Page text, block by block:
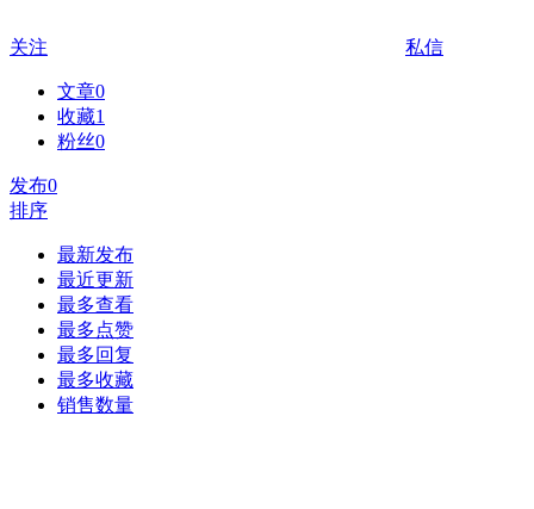
关注 私信
文章0
收藏1
粉丝0
发布0
排序
最新发布
最近更新
最多查看
最多点赞
最多回复
最多收藏
销售数量